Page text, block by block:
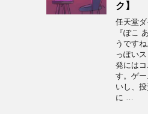
ク】
任天堂
『ぽこ
うです
っぽい
発には
す。ゲ
いし、
に …